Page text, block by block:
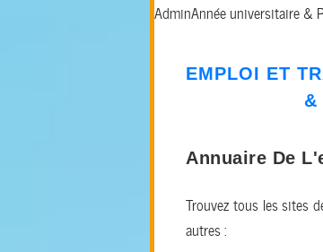
AdminAnnée universitaire
EMPLOI ET
&
Annuaire De
Trouvez tous les sites
autres :